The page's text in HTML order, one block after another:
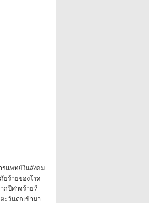
รแพทย์ในสังคม
ยร้ายของโรค
กปีศาจร้ายที่
ะวันตกเข้ามา